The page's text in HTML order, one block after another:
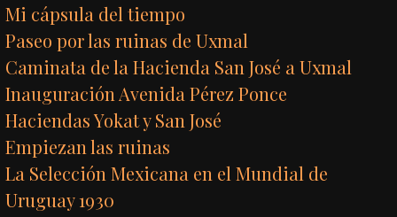
Mi cápsula del tiempo
Paseo por las ruinas de Uxmal
Caminata de la Hacienda San José a Uxmal
Inauguración Avenida Pérez Ponce
Haciendas Yokat y San José
Empiezan las ruinas
La Selección Mexicana en el Mundial de
Uruguay 1930